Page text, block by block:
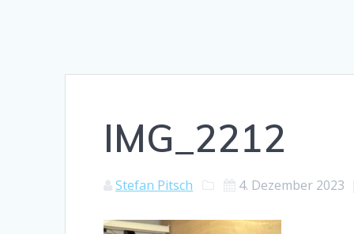
IMG_2212
Stefan Pitsch 4. Dezember 2023